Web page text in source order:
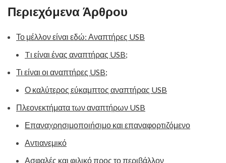
Περιεχόμενα Άρθρου
Το μέλλον είναι εδώ: Αναπτήρες USB
Tι είναι ένας αναπτήρας USB;
Τι είναι οι αναπτήρες USB;
Ο καλύτερος εύκαμπτος αναπτήρας USB
Πλεονεκτήματα των αναπτήρων USB
Επαναχρησιμοποιήσιμο και επαναφορτιζόμενο
Αντιανεμικό
Ασφαλές και φιλικό προς το περιβάλλον